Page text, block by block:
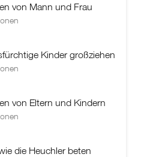
von Mann und Frau
Kinder großziehen
von Eltern und Kindern
die Heuchler beten